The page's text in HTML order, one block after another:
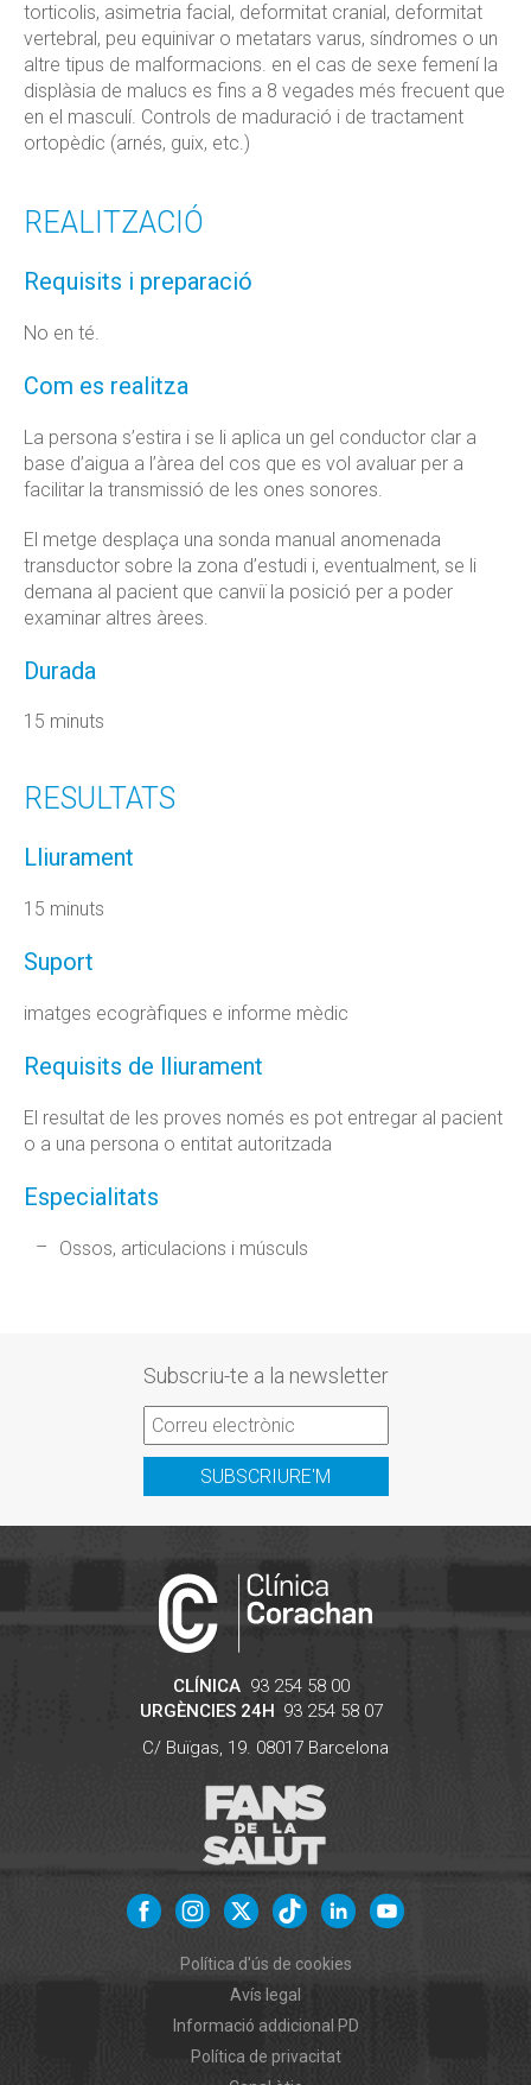
torticolis, asimetria facial, deformitat cranial, deformitat
vertebral, peu equinivar o metatars varus, síndromes o un
altre tipus de malformacions. en el cas de sexe femení la
displàsia de malucs es fins a 8 vegades més frecuent que
en el masculí. Controls de maduració i de tractament
ortopèdic (arnés, guix, etc.)
REALITZACIÓ
Requisits i preparació
No en té.
Com es realitza
La persona s’estira i se li aplica un gel conductor clar a
base d’aigua a l’àrea del cos que es vol avaluar per a
facilitar la transmissió de les ones sonores.
El metge desplaça una sonda manual anomenada
transductor sobre la zona d’estudi i, eventualment, se li
demana al pacient que canviï la posició per a poder
examinar altres àrees.
Durada
15 minuts
RESULTATS
Lliurament
15 minuts
Suport
imatges ecogràfiques e informe mèdic
Requisits de lliurament
El resultat de les proves només es pot entregar al pacient
o a una persona o entitat autoritzada
Especialitats
Ossos, articulacions i músculs
Subscriu-te a la newsletter
SUBSCRIURE'M
CLÍNICA 93 254 58 00
URGÈNCIES 24H 93 254 58 07
C/ Buïgas, 19. 08017 Barcelona
Política d'ús de cookies
Avís legal
Informació addicional PD
Política de privacitat